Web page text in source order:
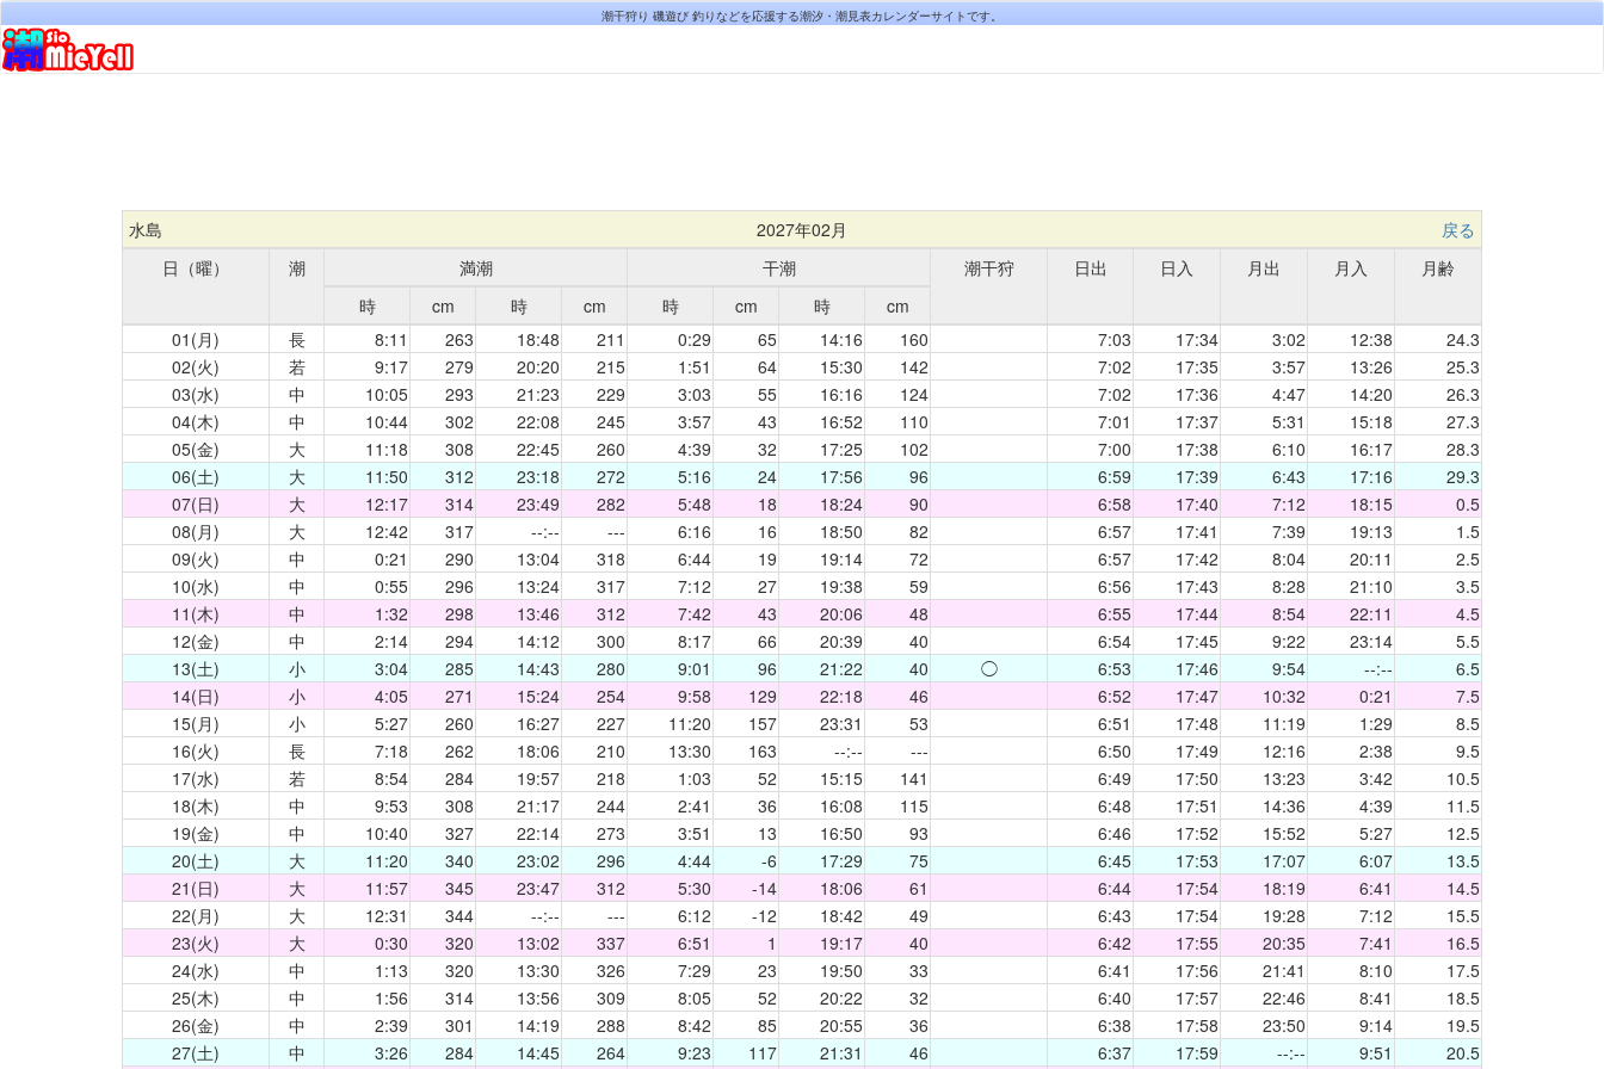
潮干狩り 磯遊び 釣りなどを応援する潮汐・潮見表カレンダーサイトです。
水島 2027年02月
戻る
日（曜）
潮 満潮 干潮 潮干狩 日出 日入 月出 月入
月齢
時
cm 時 cm 時 cm 時
cm
01(月)
長 8:11 263 18:48 211 0:29 65 14:16 160 7:03 17:34 3:02 12:38
24.3
02(火)
若 9:17 279 20:20 215 1:51 64 15:30 142 7:02 17:35 3:57 13:26
25.3
03(水)
中 10:05 293 21:23 229 3:03 55 16:16 124 7:02 17:36 4:47 14:20
26.3
04(木)
中 10:44 302 22:08 245 3:57 43 16:52 110 7:01 17:37 5:31 15:18
27.3
05(金)
大 11:18 308 22:45 260 4:39 32 17:25 102 7:00 17:38 6:10 16:17
28.3
06(土)
大 11:50 312 23:18 272 5:16 24 17:56 96 6:59 17:39 6:43 17:16
29.3
07(日)
大 12:17 314 23:49 282 5:48 18 18:24 90 6:58 17:40 7:12 18:15
0.5
08(月)
大 12:42 317 --:-- --- 6:16 16 18:50 82 6:57 17:41 7:39 19:13
1.5
09(火)
中 0:21 290 13:04 318 6:44 19 19:14 72 6:57 17:42 8:04 20:11
2.5
10(水)
中 0:55 296 13:24 317 7:12 27 19:38 59 6:56 17:43 8:28 21:10
3.5
11(木)
中 1:32 298 13:46 312 7:42 43 20:06 48 6:55 17:44 8:54 22:11
4.5
12(金)
中 2:14 294 14:12 300 8:17 66 20:39 40 6:54 17:45 9:22 23:14
5.5
13(土)
小 3:04 285 14:43 280 9:01 96 21:22 40 ◯ 6:53 17:46 9:54 --:--
6.5
14(日)
小 4:05 271 15:24 254 9:58 129 22:18 46 6:52 17:47 10:32 0:21
7.5
15(月)
小 5:27 260 16:27 227 11:20 157 23:31 53 6:51 17:48 11:19 1:29
8.5
16(火)
長 7:18 262 18:06 210 13:30 163 --:-- --- 6:50 17:49 12:16 2:38
9.5
17(水)
若 8:54 284 19:57 218 1:03 52 15:15 141 6:49 17:50 13:23 3:42
10.5
18(木)
中 9:53 308 21:17 244 2:41 36 16:08 115 6:48 17:51 14:36 4:39
11.5
19(金)
中 10:40 327 22:14 273 3:51 13 16:50 93 6:46 17:52 15:52 5:27
12.5
20(土)
大 11:20 340 23:02 296 4:44 -6 17:29 75 6:45 17:53 17:07 6:07
13.5
21(日)
大 11:57 345 23:47 312 5:30 -14 18:06 61 6:44 17:54 18:19 6:41
14.5
22(月)
大 12:31 344 --:-- --- 6:12 -12 18:42 49 6:43 17:54 19:28 7:12
15.5
23(火)
大 0:30 320 13:02 337 6:51 1 19:17 40 6:42 17:55 20:35 7:41
16.5
24(水)
中 1:13 320 13:30 326 7:29 23 19:50 33 6:41 17:56 21:41 8:10
17.5
25(木)
中 1:56 314 13:56 309 8:05 52 20:22 32 6:40 17:57 22:46 8:41
18.5
26(金)
中 2:39 301 14:19 288 8:42 85 20:55 36 6:38 17:58 23:50 9:14
19.5
27(土)
中 3:26 284 14:45 264 9:23 117 21:31 46 6:37 17:59 --:-- 9:51
20.5